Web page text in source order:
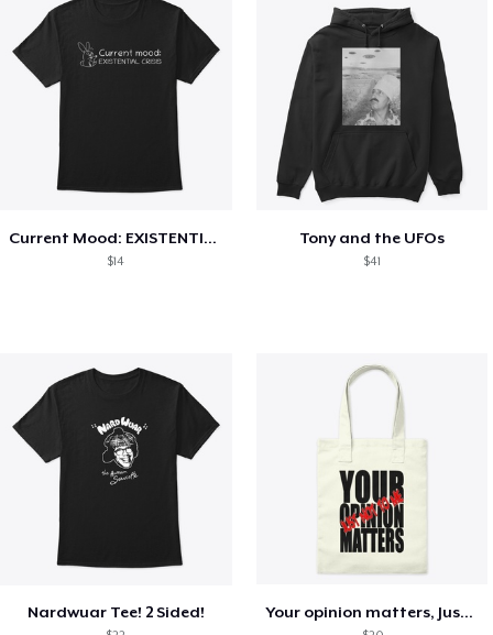
Current Mood: EXISTENTIAL CRISIS
$14
Tony and the UFOs
$41
Nardwuar Tee! 2 Sided! Your opinion matters, Just not to me!